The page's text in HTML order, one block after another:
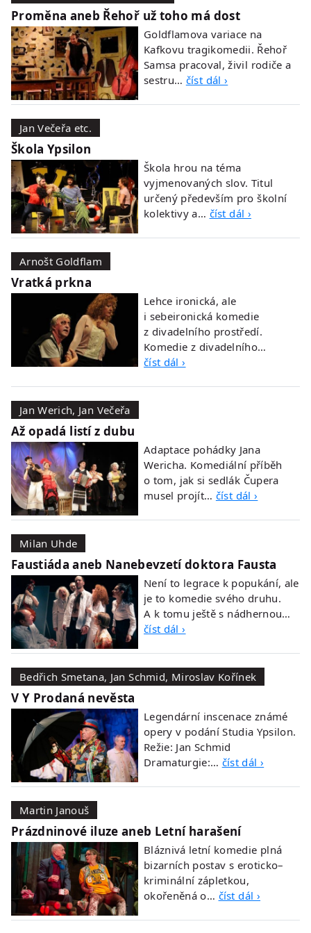
Proměna aneb Řehoř už toho má dost
Goldflamova variace na
Kafkovu tragikomedii. Řehoř
Samsa pracoval, živil rodiče a
sestru… číst dál ›
Jan Večeřa etc.
Škola Ypsilon
Škola hrou na téma
vyjmenovaných slov. Titul
určený především pro školní
kolektivy a… číst dál ›
Arnošt Goldflam
Vratká prkna
Lehce ironická, ale
i sebeironická komedie
z divadelního prostředí.
Komedie z divadelního…
číst dál ›
Jan Werich, Jan Večeřa
Až opadá listí z dubu
Adaptace pohádky Jana
Wericha. Komediální příběh
o tom, jak si sedlák Čupera
musel projít… číst dál ›
Milan Uhde
Faustiáda aneb Nanebevzetí doktora Fausta
Není to legrace k popukání, ale
je to komedie svého druhu.
A k tomu ještě s nádhernou…
číst dál ›
Bedřich Smetana, Jan Schmid, Miroslav Kořínek
V Y Prodaná nevěsta
Legendární inscenace známé
opery v podání Studia Ypsilon.
Režie: Jan Schmid
Dramaturgie:… číst dál ›
Martin Janouš
Prázdninové iluze aneb Letní harašení
Bláznivá letní komedie plná
bizarních postav s eroticko–
kriminální zápletkou,
okořeněná o… číst dál ›